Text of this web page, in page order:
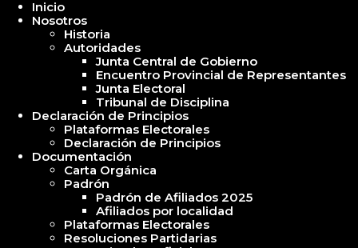
Inicio
Nosotros
Historia
Autoridades
Junta Central de Gobierno
Encuentro Provincial de Representantes
Junta Electoral
Tribunal de Disciplina
Declaración de Principios
Plataformas Electorales
Declaración de Principios
Documentación
Carta Orgánica
Padrón
Padrón de Afiliados 2025
Afiliados por localidad
Plataformas Electorales
Resoluciones Partidarias